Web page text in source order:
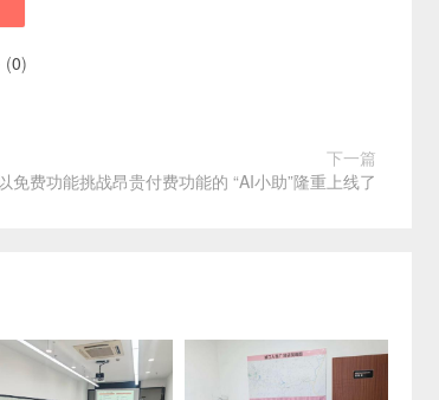
(0)
下一篇
免费功能挑战昂贵付费功能的 “AI小助”隆重上线了